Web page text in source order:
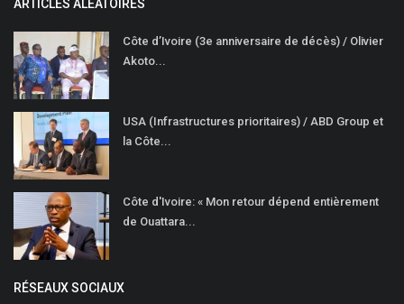
ARTICLES ALÉATOIRES
Côte d’Ivoire (3e anniversaire de décès) / Olivier
Akoto...
USA (Infrastructures prioritaires) / ABD Group et
la Côte...
Côte d'Ivoire: « Mon retour dépend entièrement
de Ouattara...
RÉSEAUX SOCIAUX